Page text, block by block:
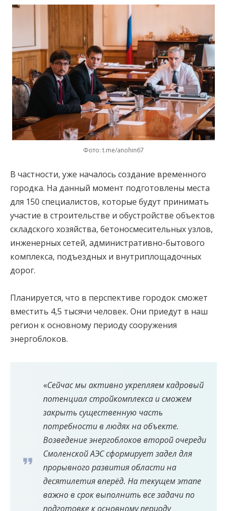
Фото: t.me/anohin67
В частности, уже началось создание временного
городка. На данный момент подготовлены места
для 150 специалистов, которые будут принимать
участие в строительстве и обустройстве объектов
складского хозяйства, бетоносмесительных узлов,
инженерных сетей, административно-бытового
комплекса, подъездных и внутриплощадочных
дорог.
Планируется, что в перспективе городок сможет
вместить 4,5 тысячи человек. Они приедут в наш
регион к основному периоду сооружения
энергоблоков.
«Сейчас мы активно укрепляем кадровый
потенциал стройкомплекса и сможем
закрыть существенную часть
потребности в людях на объекте.
Возведение энергоблоков второй очереди
Смоленской АЭС сформирует задел для
прорывного развития области на
десятилетия вперёд. На текущем этапе
важно в срок выполнить все задачи по
подготовке к основному периоду